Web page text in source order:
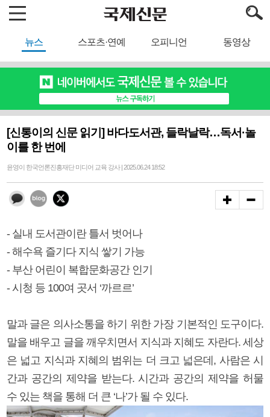
뉴스 스포츠·연예 오피니언 동영상
[신통이의 신문 읽기] 바다도서관, 들락날락…독서·놀
이를 한 번에
윤영이 한국언론진흥재단 미디어 교육 강사 | 2025.06.24 18:52
- 실내 도서관이란 틀서 벗어나
- 해수욕 즐기다 지식 쌓기 가능
- 부산 어린이 복합문화공간 인기
- 시청 등 100여 곳서 ‘까르르’
말과 글은 의사소통을 하기 위한 가장 기본적인 도구이다.
말을 배우고 글을 깨우치면서 지식과 지혜도 자란다. 세상
은 넓고 지식과 지혜의 범위는 더 크고 넓은데, 사람은 시
간과 공간의 제약을 받는다. 시간과 공간의 제약을 허물
수 있는 책을 통해 더 큰 ‘나’가 될 수 있다.